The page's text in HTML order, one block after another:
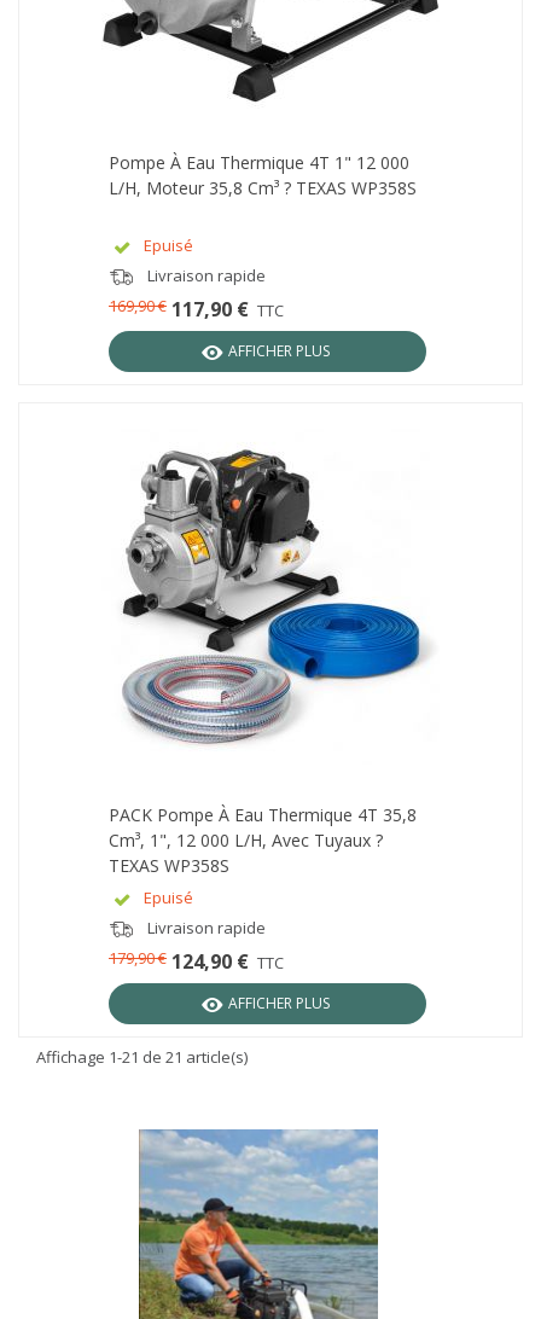
Pompe À Eau Thermique 4T 1" 12 000
L/h, Moteur 35,8 Cm³ ? TEXAS WP358S
Epuisé
Livraison rapide
117,90 € TTC
169,90 €
AFFICHER PLUS
PACK Pompe À Eau Thermique 4T 35,8
Cm³, 1", 12 000 L/h, Avec Tuyaux ?
TEXAS WP358S
Epuisé
Livraison rapide
124,90 € TTC
179,90 €
AFFICHER PLUS
Affichage 1-21 de 21 article(s)